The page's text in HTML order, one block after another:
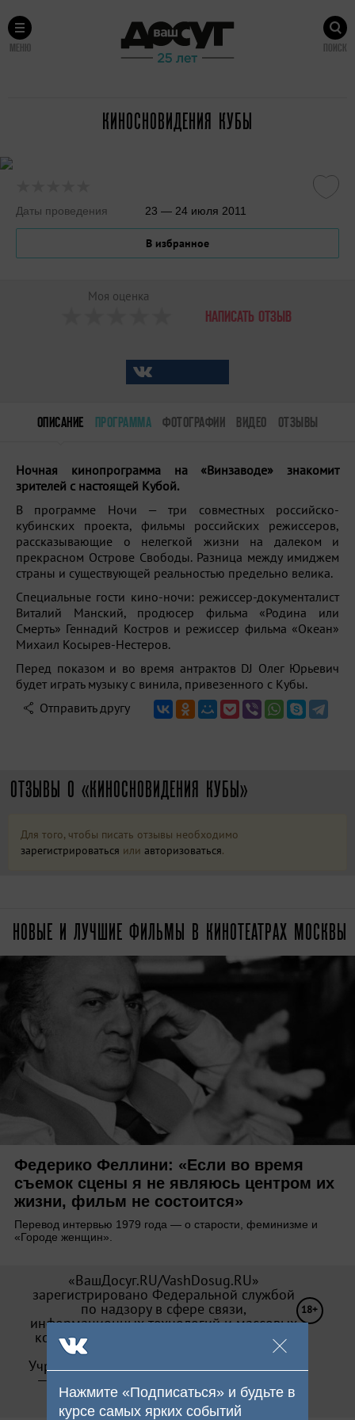
МЕНЮ ПОИСК
КИНОСНОВИДЕНИЯ КУБЫ
Даты проведения 23 — 24 июля 2011
В избранное
Моя оценка
НАПИСАТЬ ОТЗЫВ
ОПИСАНИЕ ПРОГРАММА ФОТОГРАФИИ ВИДЕО ОТЗЫВЫ
Ночная кинопрограмма на «Винзаводе» знакомит
зрителей с настоящей Кубой.
В программе Ночи — три совместных российско-
кубинских проекта, фильмы российских режиссеров,
рассказывающие о нелегкой жизни на далеком и
прекрасном Острове Свободы. Разница между имиджем
страны и существующей реальностью предельно велика.
Специальные гости кино-ночи: режиссер-документалист
Виталий Манский, продюсер фильма «Родина или
Смерть» Геннадий Костров и режиссер фильма «Океан»
Михаил Косырев-Нестеров.
Перед показом и во время антрактов DJ Олег Юрьевич
будет играть музыку с винила, привезенного с Кубы.
Отправить другу
ОТЗЫВЫ О «КИНОСНОВИДЕНИЯ КУБЫ»
Для того, чтобы писать отзывы необходимо
зарегистрироваться или авторизоваться.
НОВЫЕ И ЛУЧШИЕ ФИЛЬМЫ В КИНОТЕАТРАХ МОСКВЫ
Федерико Феллини: «Если во время
съемок сцены я не являюсь центром их
жизни, фильм не состоится»
Перевод интервью 1979 года — о старости, феминизме и
«Городе женщин».
«ВашДосуг.RU/VashDosug.RU»
зарегистрировано Федеральной службой
по надзору в сфере связи,
информационных технологий и массовых
коммуникаций (Роскомнадзор). Св-во Эл
№ ФС 77—71066 от 13.09.2017.
Учредитель: ООО «Досуг-Медиа». Издатель
— ООО «Досуг-Медиа» (
данных)
18+
Нажмите «Подписаться» и будьте в
курсе самых ярких событий